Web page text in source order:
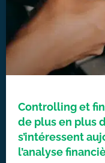
Controlling et
de plus en plus
s’intéressent
l’analyse